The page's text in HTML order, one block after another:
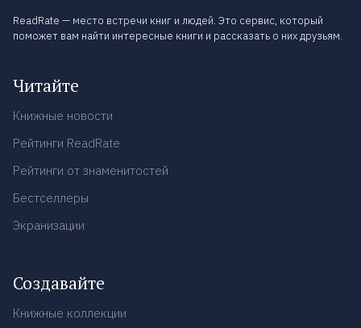
ReadRate — место встречи книг и людей. Это сервис, который
поможет вам найти интересные книги и рассказать о них друзьям.
Читайте
Книжные новости
Рейтинги ReadRate
Рейтинги от знаменитостей
Бестселлеры
Экранизации
Создавайте
Книжные коллекции